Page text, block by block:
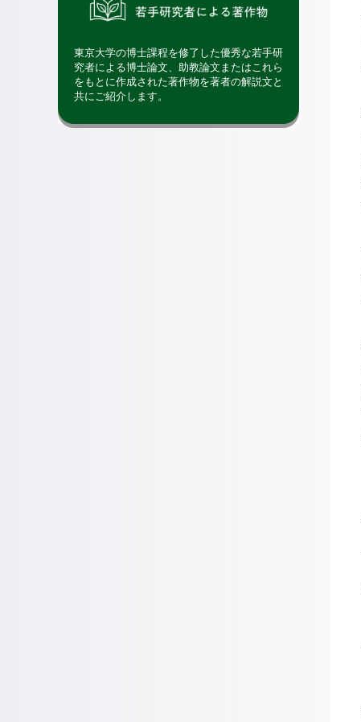
東京大学の博士課程を修了した優秀な若手研
究者による博士論文、助教論文またはこれら
をもとに作成された著作物を著者の解説文と
共にご紹介します。